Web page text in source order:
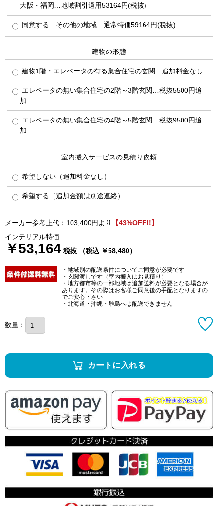
大阪・福岡…地域割引適用53164円(税抜)
同意する…その他の地域…通常特価59164円(税抜)
建物の形態
建物1階・エレベータの有る集合住宅の玄関…追加料金なし
エレベータの無い集合住宅の2階～3階玄関…税抜5500円追
加
エレベータの無い集合住宅の4階～5階玄関…税抜9500円追
加
室内搬入サービスの見積り依頼
希望しない（追加料金なし）
希望する（追加金額は別途連絡）
メーカー参考上代：103,400円より
【43%OFF!!】
インテリアル特価
￥53,164 税抜 （税込 ￥58,480）
・地域別の配送条件についてご同意が必要です
・玄関渡しです（室内搬入はお見積り）
・地方都市等の一部地域は追加送料が必要となる場合が
あります。その際はお客様ご同意後の手配となりますの
でご安心下さい
・北海道・沖縄・離島へは配送できません
数量：
カートに入れる